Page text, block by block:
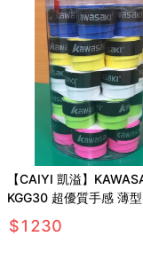
【CAIYI 凱溢】
KGG30 超優質手感 薄
把布- 一桶(30顆)
$1230